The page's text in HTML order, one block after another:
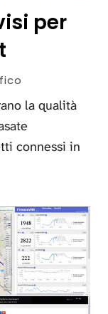
per
la qualità
connessi in